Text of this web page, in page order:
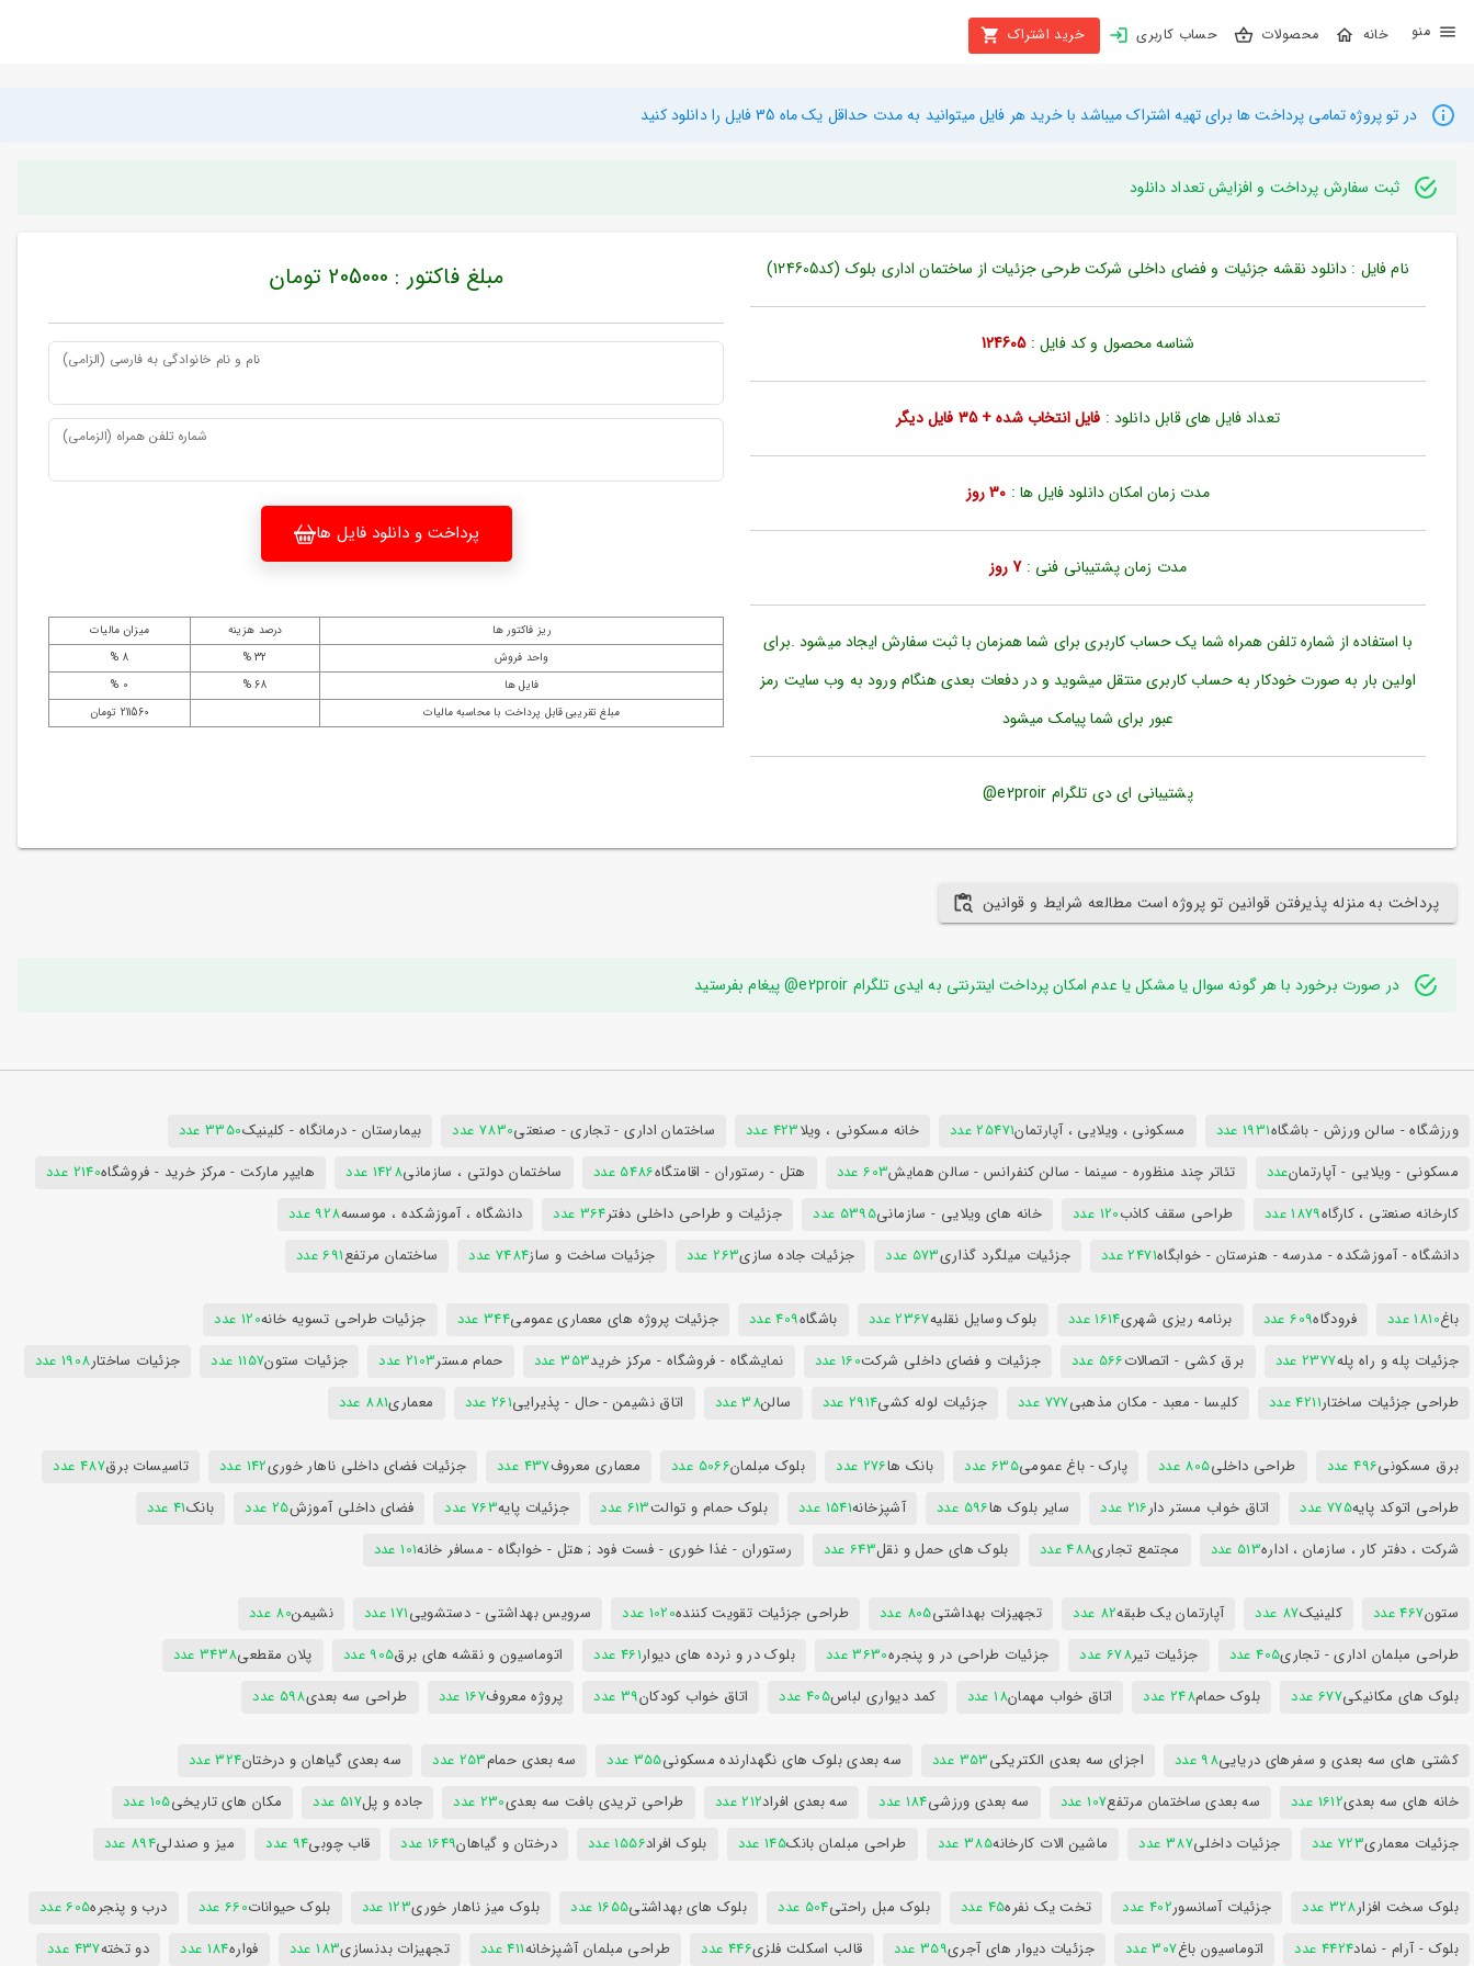
محصولات حساب کاربری خرید اشتراک
بستن
محصولات
اشتراک
کاربری
ثبت
بازیابی
رمز
علاقه
در تو پروژه تمامی پرداخت ها برای تهیه اشتراک میباشد با خرید هر فایل میتوانید به مدت حداقل یک ماه 35 فایل را دانلود کنید
ثبت سفارش پرداخت و افزایش تعداد دانلود
نام فایل : دانلود نقشه جزئیات و فضای داخلی شرکت طرحی جزئیات از ساختمان اداری بلوک (کد124605)
شناسه محصول و کد فایل :124605
تعداد فایل های قابل دانلود : فایل انتخاب شده + 35 فایل دیگر
مدت زمان امکان دانلود فایل ها : 30 روز
مدت زمان پشتیبانی فنی :7 روز
با استفاده از شماره تلفن همراه شما یک حساب کاربری برای شما همزمان با ثبت سفارش ایجاد میشود .برای
اولین بار به صورت خودکار به حساب کاربری منتقل میشوید و در دفعات بعدی هنگام ورود به وب سایت رمز
عبور برای شما پیامک میشود
پشتیبانی ای دی تلگرام e2proir@
مبلغ فاکتور : 205000 تومان
نام و نام خانوادگی به فارسی (الزامی)
شماره تلفن همراه (الزمامی)
پرداخت و دانلود فایل ها
ریز فاکتور ها درصد هزینه
میزان مالیات
واحد فروش
32 %
8 %
فایل ها
68 %
0 %
مبلغ تقریبی قابل پرداخت با محاسبه مالیات
211560 تومان
پرداخت به منزله پذیرفتن قوانین تو پروژه است مطالعه شرایط و قوانین
در صورت برخورد با هر گونه سوال یا مشکل یا عدم امکان پرداخت اینترنتی به ایدی تلگرام e2proir@ پیغام بفرستید
ورزشگاه - سالن ورزش - باشگاه1931 عدد مسکونی ، ویلایی ، آپارتمان25471 عدد خانه مسکونی ، ویلا423 عدد ساختمان اداری - تجاری - صنعتی7830 عدد بیمارستان - درمانگاه - کلینیک3350 عدد
مسکونی - ویلایی - آپارتمانعدد تئاتر چند منظوره - سینما - سالن کنفرانس - سالن همایش603 عدد هتل - رستوران - اقامتگاه5486 عدد ساختمان دولتی ، سازمانی1428 عدد هایپر مارکت - مرکز خرید - فروشگاه2140 عدد
کارخانه صنعتی ، کارگاه1879 عدد طراحی سقف کاذب120 عدد خانه های ویلایی - سازمانی5395 عدد جزئیات و طراحی داخلی دفتر364 عدد دانشگاه ، آموزشکده ، موسسه928 عدد
دانشگاه - آموزشکده - مدرسه - هنرستان - خوابگاه2471 عدد جزئیات میلگرد گذاری573 عدد جزئیات جاده سازی263 عدد جزئیات ساخت و ساز7484 عدد ساختمان مرتفع691 عدد
باغ1810 عدد فرودگاه609 عدد برنامه ریزی شهری1614 عدد بلوک وسایل نقلیه2367 عدد باشگاه409 عدد جزئیات پروژه های معماری عمومی344 عدد جزئیات طراحی تسویه خانه120 عدد
جزئیات پله و راه پله2377 عدد برق کشی - اتصالات566 عدد جزئیات و فضای داخلی شرکت160 عدد نمایشگاه - فروشگاه - مرکز خرید353 عدد حمام مستر2103 عدد جزئیات ستون1157 عدد جزئیات ساختار1908 عدد
طراحی جزئیات ساختار4211 عدد کلیسا - معبد - مکان مذهبی777 عدد جزئیات لوله کشی2914 عدد سالن38 عدد اتاق نشیمن - حال - پذیرایی261 عدد معماری881 عدد
برق مسکونی496 عدد طراحی داخلی805 عدد پارک - باغ عمومی635 عدد بانک ها276 عدد بلوک مبلمان5066 عدد معماری معروف437 عدد جزئیات فضای داخلی ناهار خوری142 عدد تاسیسات برق487 عدد
طراحی اتوکد پایه775 عدد اتاق خواب مستر دار216 عدد سایر بلوک ها596 عدد آشپزخانه1541 عدد بلوک حمام و توالت613 عدد جزئیات پایه763 عدد فضای داخلی آموزش25 عدد بانک41 عدد
شرکت ، دفتر کار ، سازمان ، اداره513 عدد مجتمع تجاری488 عدد بلوک های حمل و نقل643 عدد رستوران - غذا خوری - فست فود ; هتل - خوابگاه - مسافر خانه101 عدد
ستون467 عدد کلینیک87 عدد آپارتمان یک طبقه82 عدد تجهیزات بهداشتی805 عدد طراحی جزئیات تقویت کننده1020 عدد سرویس بهداشتی - دستشویی171 عدد نشیمن80 عدد
طراحی مبلمان اداری - تجاری405 عدد جزئیات تیر678 عدد جزئیات طراحی در و پنجره3630 عدد بلوک در و نرده های دیوار461 عدد اتوماسیون و نقشه های برق905 عدد پلان مقطعی3438 عدد
بلوک های مکانیکی677 عدد بلوک حمام248 عدد اتاق خواب مهمان18 عدد کمد دیواری لباس405 عدد اتاق خواب کودکان39 عدد پروژه معروف167 عدد طراحی سه بعدی598 عدد
کشتی های سه بعدی و سفرهای دریایی98 عدد اجزای سه بعدی الکتریکی353 عدد سه بعدی بلوک های نگهدارنده مسکونی355 عدد سه بعدی حمام253 عدد سه بعدی گیاهان و درختان324 عدد
خانه های سه بعدی1612 عدد سه بعدی ساختمان مرتفع107 عدد سه بعدی ورزشی184 عدد سه بعدی افراد212 عدد طراحی تریدی بافت سه بعدی230 عدد جاده و پل517 عدد مکان های تاریخی105 عدد
جزئیات معماری723 عدد جزئیات داخلی387 عدد ماشین الات کارخانه385 عدد طراحی مبلمان بانک145 عدد بلوک افراد1556 عدد درختان و گیاهان1649 عدد قاب چوبی94 عدد میز و صندلی894 عدد
بلوک سخت افزار328 عدد جزئیات آسانسور402 عدد تخت یک نفره45 عدد بلوک مبل راحتی504 عدد بلوک های بهداشتی1655 عدد بلوک میز ناهار خوری123 عدد بلوک حیوانات660 عدد درب و پنجره605 عدد
بلوک - آرام - نماد4424 عدد اتوماسیون باغ307 عدد جزئیات دیوار های آجری359 عدد قالب اسکلت فلزی446 عدد طراحی مبلمان آشپزخانه411 عدد تجهیزات بدنسازی183 عدد فواره184 عدد دو تخته437 عدد